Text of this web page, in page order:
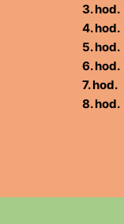
3. hod.
4. hod.
5. hod.
6. hod.
7. hod.
8. hod.